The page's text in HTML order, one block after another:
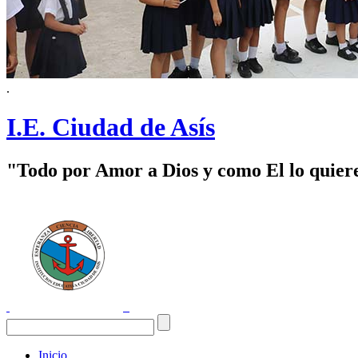
.
I.E. Ciudad de Asís
"Todo por Amor a Dios y como El lo
Inicio